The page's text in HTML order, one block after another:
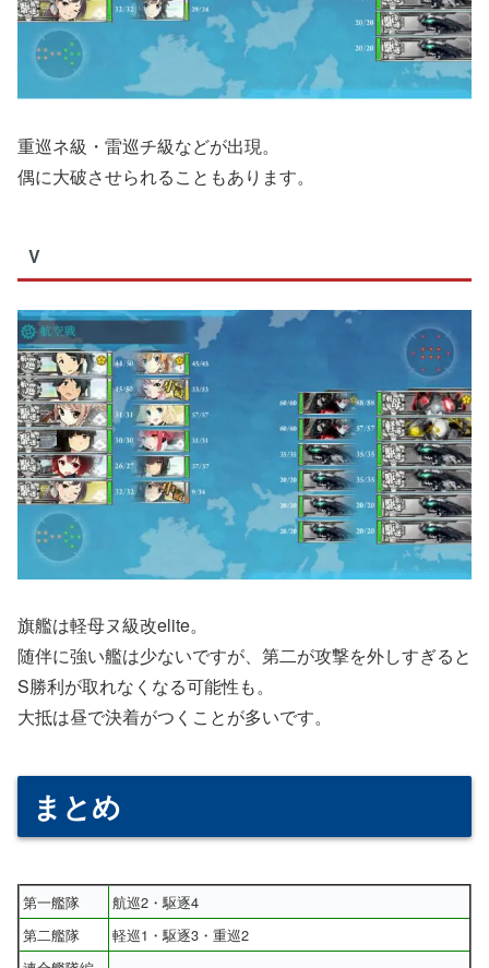
重巡ネ級・雷巡チ級などが出現。
偶に大破させられることもあります。
V
旗艦は軽母ヌ級改elite。
随伴に強い艦は少ないですが、第二が攻撃を外しすぎると
S勝利が取れなくなる可能性も。
大抵は昼で決着がつくことが多いです。
まとめ
第一艦隊
航巡2・駆逐4
第二艦隊
軽巡1・駆逐3・重巡2